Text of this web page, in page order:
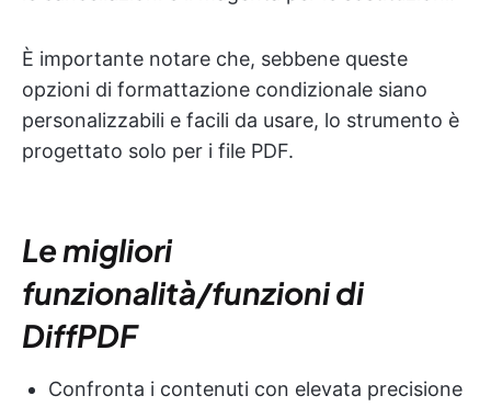
È importante notare che, sebbene queste
opzioni di formattazione condizionale siano
personalizzabili e facili da usare, lo strumento è
progettato solo per i file PDF.
Le migliori
funzionalità/funzioni di
DiffPDF
Confronta i contenuti con elevata precisione